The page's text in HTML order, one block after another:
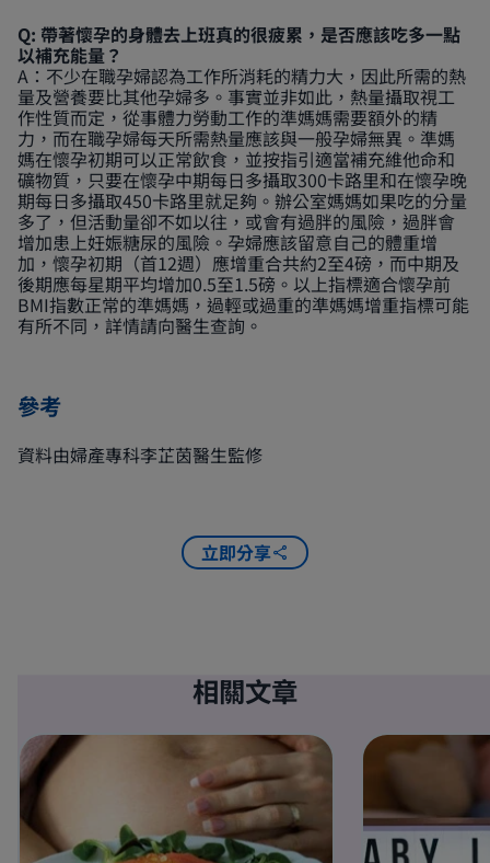
Q: 帶著懷孕的身體去上班真的很疲累，是否應該吃多一點
以補充能量？
A：不少在職孕婦認為工作所消耗的精力大，因此所需的熱
量及營養要比其他孕婦多。事實並非如此，熱量攝取視工
作性質而定，從事體力勞動工作的準媽媽需要額外的精
力，而在職孕婦每天所需熱量應該與一般孕婦無異。準媽
媽在懷孕初期可以正常飲食，並按指引適當補充維他命和
礦物質，只要在懷孕中期每日多攝取300卡路里和在懷孕晚
期每日多攝取450卡路里就足夠。辦公室媽媽如果吃的分量
多了，但活動量卻不如以往，或會有過胖的風險，過胖會
增加患上妊娠糖尿的風險。孕婦應該留意自己的體重增
加，懷孕初期（首12週）應增重合共約2至4磅，而中期及
後期應每星期平均增加0.5至1.5磅。以上指標適合懷孕前
BMI指數正常的準媽媽，過輕或過重的準媽媽增重指標可能
有所不同，詳情請向醫生查詢。
參考
資料由婦產專科李芷茵醫生監修
立即分享
相關文章